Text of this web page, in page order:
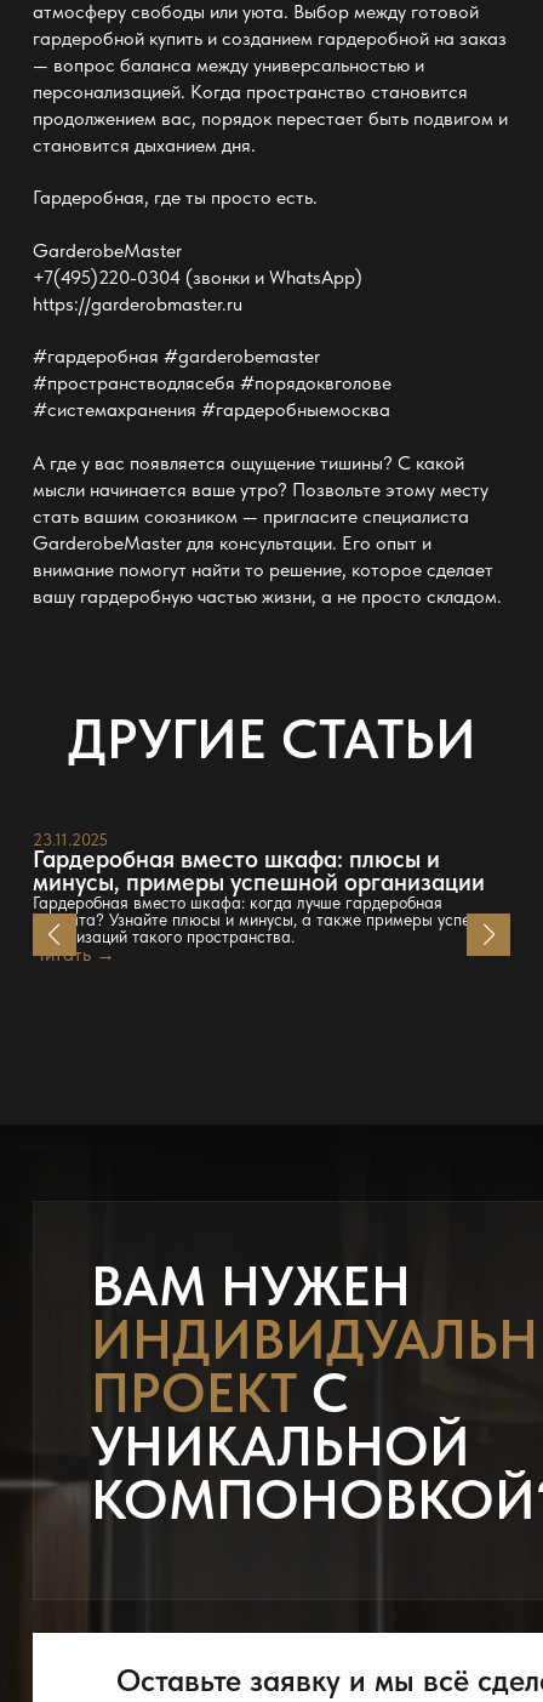
атмосферу свободы или уюта. Выбор между готовой
гардеробной купить и созданием гардеробной на заказ
— вопрос баланса между универсальностью и
персонализацией. Когда пространство становится
продолжением вас, порядок перестает быть подвигом и
становится дыханием дня.
Гардеробная, где ты просто есть.
GarderobeMaster
+7(495)220-0304 (звонки и WhatsApp)
https://garderobmaster.ru
#гардеробная #garderobemaster
#пространстводлясебя #порядоквголове
#системахранения #гардеробныемосква
А где у вас появляется ощущение тишины? С какой
мысли начинается ваше утро? Позвольте этому месту
стать вашим союзником — пригласите специалиста
GarderobeMasterдля консультации. Его опыт и
внимание помогут найти то решение, которое сделает
вашу гардеробнуючастью жизни, а не просто складом.
ДРУГИЕ СТАТЬИ
23.11.2025
Гардеробная вместо шкафа: плюсы и
минусы, примеры успешной организации
Гардеробная вместо шкафа: когда лучше гардеробная
комната? Узнайте плюсы и минусы, а также примеры успешных
организаций такого пространства.
Читать →
ВАМ НУЖЕН
ПРОЕКТС
УНИКАЛЬНОЙ
Оставьте заявку и мы всё